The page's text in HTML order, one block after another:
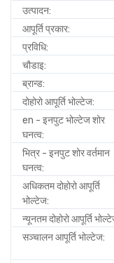
उत्पादन:
आपूर्ति प्रकार:
प्रविधि:
चौडाइ:
ब्रान्ड:
दोहोरो आपूर्ति भोल्टेज:
en - इनपुट भोल्टेज शोर
घनत्व:
भित्र - इनपुट शोर वर्तमान
घनत्व:
अधिकतम दोहोरो आपूर्ति
भोल्टेज:
न्यूनतम दोहोरो आपूर्ति
सञ्चालन आपूर्ति भोल्टेज: